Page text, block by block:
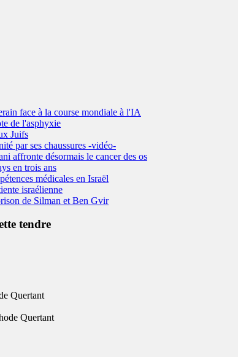
face à la course mondiale à l'IA
de l'asphyxie
Juifs
par ses chaussures -vidéo-
affronte désormais le cancer des os
en trois ans
médicales en Israël
israélienne
de Silman et Ben Gvir
tendre
Quertant